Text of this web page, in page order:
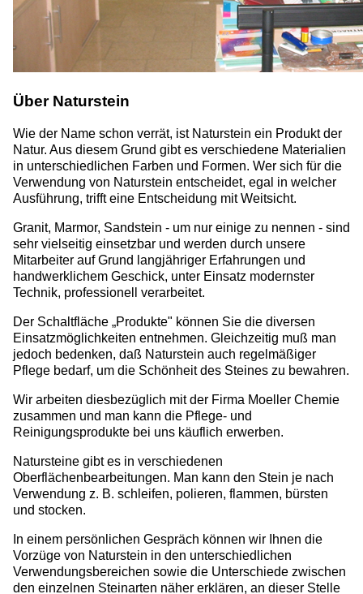
Über Naturstein
Wie der Name schon verrät, ist Naturstein ein Produkt der
Natur. Aus diesem Grund gibt es verschiedene Materialien
in unterschiedlichen Farben und Formen. Wer sich für die
Verwendung von Naturstein entscheidet, egal in welcher
Ausführung, trifft eine Entscheidung mit Weitsicht.
Granit, Marmor, Sandstein - um nur einige zu nennen - sind
sehr vielseitig einsetzbar und werden durch unsere
Mitarbeiter auf Grund langjähriger Erfahrungen und
handwerklichem Geschick, unter Einsatz modernster
Technik, professionell verarbeitet.
Der Schaltfläche „Produkte" können Sie die diversen
Einsatzmöglichkeiten entnehmen. Gleichzeitig muß man
jedoch bedenken, daß Naturstein auch regelmäßiger
Pflege bedarf, um die Schönheit des Steines zu bewahren.
Wir arbeiten diesbezüglich mit der Firma Moeller Chemie
zusammen und man kann die Pflege- und
Reinigungsprodukte bei uns käuflich erwerben.
Natursteine gibt es in verschiedenen
Oberflächenbearbeitungen. Man kann den Stein je nach
Verwendung z. B. schleifen, polieren, flammen, bürsten
und stocken.
In einem persönlichen Gespräch können wir Ihnen die
Vorzüge von Naturstein in den unterschiedlichen
Verwendungsbereichen sowie die Unterschiede zwischen
den einzelnen Steinarten näher erklären, an dieser Stelle